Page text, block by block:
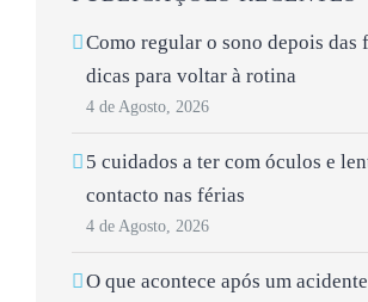
Como regular o sono depois das
dicas para voltar à rotina
4 de Agosto, 2026
5 cuidados a ter com óculos e
contacto nas férias
4 de Agosto, 2026
O que acontece após um